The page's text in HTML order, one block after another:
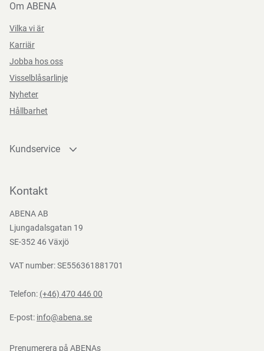
Om ABENA
Vilka vi är
Karriär
Jobba hos oss
Visselblåsarlinje
Nyheter
Hållbarhet
Kundservice
Bli kund
Nedladdningar
Kontakt
ABENA AB
Ljungadalsgatan 19
SE-352 46 Växjö
VAT number: SE556361881701
Telefon: (+46) 470 446 00
E-post: info@abena.se
Prenumerera på ABENAs